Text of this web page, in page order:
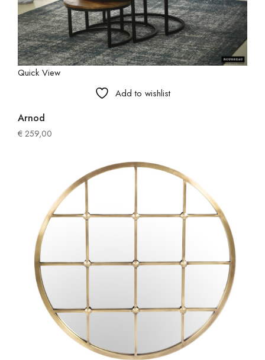
Quick View
Add to wishlist
Arnod
€ 259,00